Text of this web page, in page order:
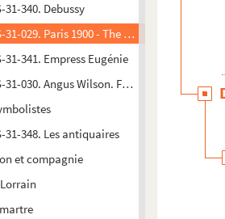
31-340. Debussy
31-029. Paris 1900 - The triumph of Art
31-341. Empress Eugénie
31-030. Angus Wilson. For whom the cloche
31-348. Les antiquaires
et compagnie